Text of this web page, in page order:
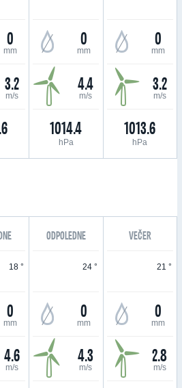
0
mm
3.2
m/s
0
mm
4.4
m/s
1014.4
hPa
0
mm
3.2
m/s
1013.6
hPa
ODPOLEDNE VEČER
18 °
0
mm
4.6
m/s
24 °
0
mm
4.3
m/s
21 °
0
mm
2.8
m/s